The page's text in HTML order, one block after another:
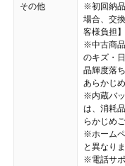
その他
※初回納
場合、交
客様負担】
※中古商
のキズ・
晶輝度落
あらかじ
※内蔵バ
は、消耗
らかじめ
※ホーム
と異なりま
※電話サ